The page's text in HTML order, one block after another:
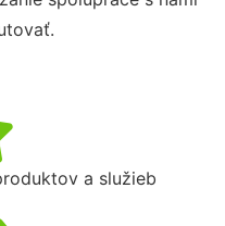
a služieb